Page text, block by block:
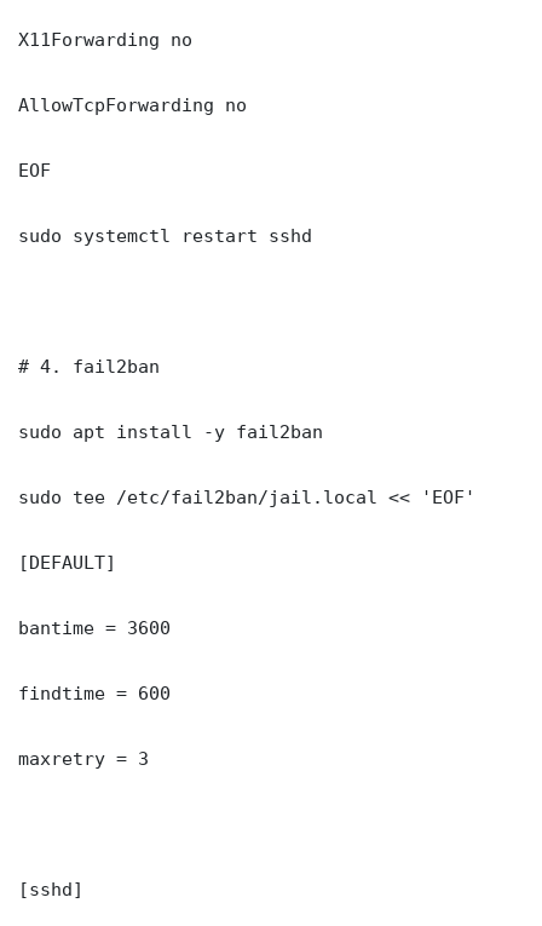
X11Forwarding no
AllowTcpForwarding no
EOF
sudo systemctl restart sshd
# 4. fail2ban
sudo apt install -y fail2ban
sudo tee /etc/fail2ban/jail.local << 'EOF'
[DEFAULT]
bantime = 3600
findtime = 600
maxretry = 3
[sshd]